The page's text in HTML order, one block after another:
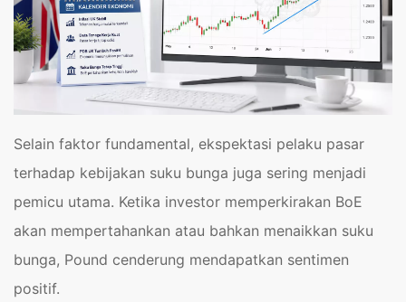
Selain faktor fundamental, ekspektasi pelaku pasar
terhadap kebijakan suku bunga juga sering menjadi
pemicu utama. Ketika investor memperkirakan BoE
akan mempertahankan atau bahkan menaikkan suku
bunga, Pound cenderung mendapatkan sentimen
positif.